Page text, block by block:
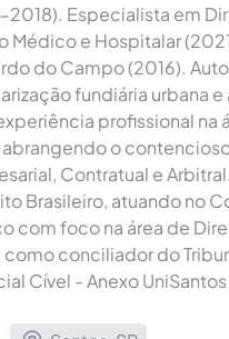
2018). Especialista em
Médico e Hospitalar
do Campo (2016).
fundiária urbana
profissional na
abrangendo o
Contratual e
Brasileiro, atuando no
com foco na área de
como conciliador do
Cível - Anexo